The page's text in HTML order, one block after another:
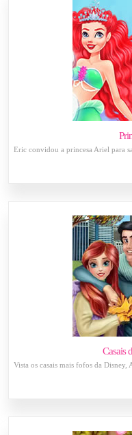
Eric convidou a princesa Ariel para
Casais
Vista os casais mais fofos da